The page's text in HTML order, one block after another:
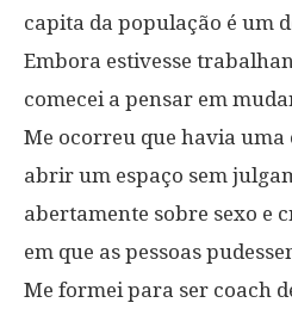
capita da população é um
Embora estivesse
comecei a pensar em
Me ocorreu que havia
abrir um espaço sem
abertamente sobre sexo e
em que as pessoas
Me formei para ser coach